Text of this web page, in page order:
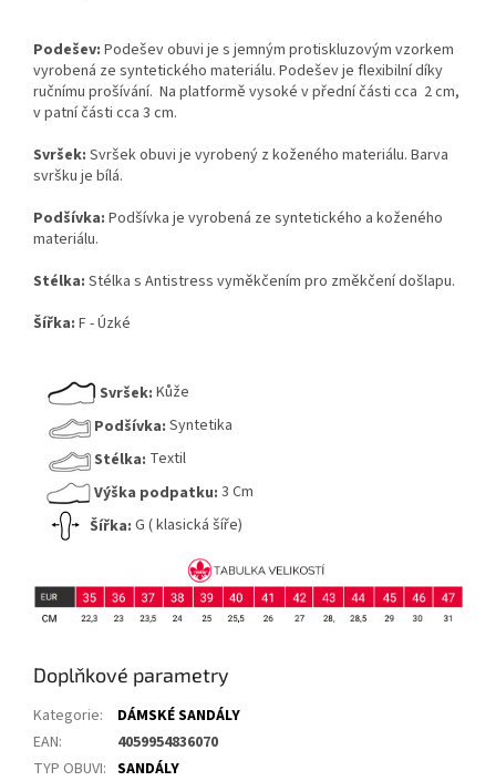
Podešev: Podešev obuvi je s jemným protiskluzovým vzorkem
vyrobená ze syntetického materiálu. Podešev je flexibilní díky
ručnímu prošívání. Na platformě vysoké v přední části cca 2 cm,
v patní části cca 3 cm.
Svršek: Svršek obuvi je vyrobený z koženého materiálu. Barva
svršku je bílá.
Podšívka: Podšívka je vyrobená ze syntetického a koženého
materiálu.
Stélka: Stélka s Antistress vyměkčením pro změkčení došlapu.
Šířka: F - Úzké
Svršek: Kůže
Podšívka: Syntetika
Stélka: Textil
Výška podpatku: 3 Cm
Šířka: G ( klasická šíře)
Doplňkové parametry
Kategorie:
DÁMSKÉ SANDÁLY
EAN:
4059954836070
TYP OBUVI: SANDÁLY